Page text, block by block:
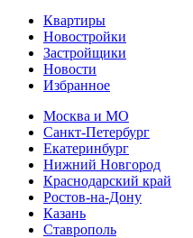
Квартиры
Новостройки
Застройщики
Новости
Избранное
Москва и МО
Санкт-Петербург
Екатеринбург
Нижний Новгород
Краснодарский край
Ростов-на-Дону
Казань
Ставрополь